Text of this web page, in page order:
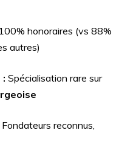
100% honoraires (vs 88%
autres)
: Spécialisation rare sur
Fondateurs reconnus,